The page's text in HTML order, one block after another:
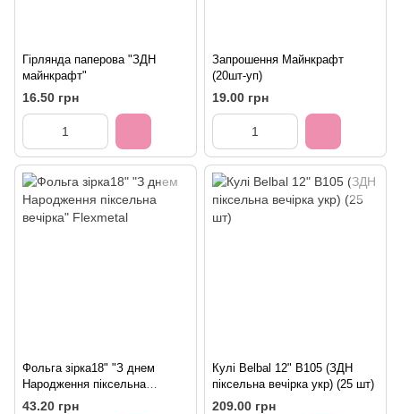
Гірлянда паперова "ЗДН
майнкрафт"
16.50 грн
Запрошення Майнкрафт
(20шт-уп)
19.00 грн
Фольга зірка18" "З днем
Народження піксельна
вечірка" Flexmetal
43.20 грн
Кулі Belbal 12" B105 (ЗДН
піксельна вечірка укр) (25 шт)
209.00 грн